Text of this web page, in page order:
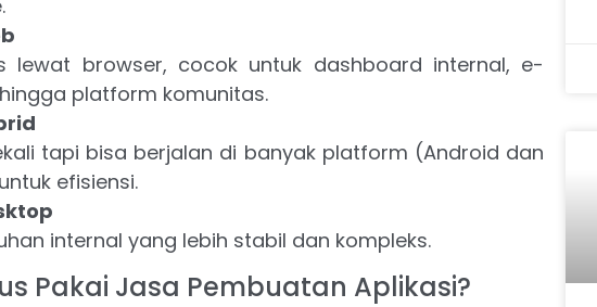
lewat browser, cocok untuk dashboard internal, e-
platform komunitas.
tapi bisa berjalan di banyak platform (Android dan
efisiensi.
internal yang lebih stabil dan kompleks.
Pakai Jasa Pembuatan Aplikasi?